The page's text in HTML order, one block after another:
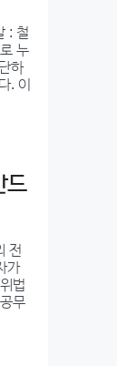
: 철
누
하
. 이
드
전
가
법
무